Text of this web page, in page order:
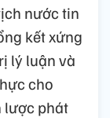
nước tin
kết xứng
lý luận và
cho
lược phát